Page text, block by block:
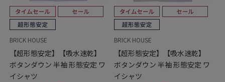
BRICK HOUSE
【超形態安定】【吸水速乾】
ボタンダウン 半袖 形態安定 ワ
イシャツ
BRICK HOUSE
【超形態安定】【吸水速乾】
ボタンダウン 半袖 形態安定 ワ
イシャツ